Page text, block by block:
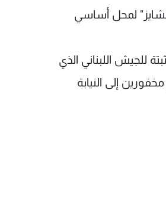
لمحل أساسي
للجيش اللبناني الذي
إلی النيابة